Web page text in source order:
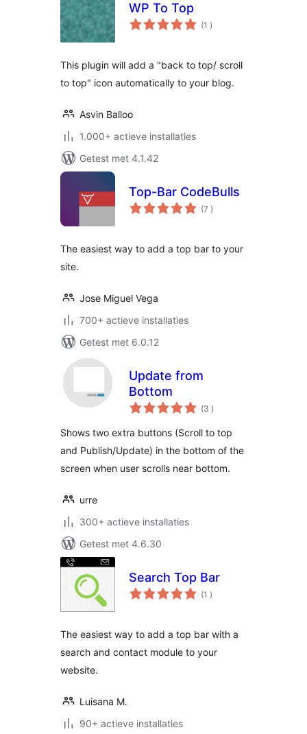
WP To Top
(1 aantal
beoordelingen
)
This plugin will add a "back to top/ scroll
to top" icon automatically to your blog.
Asvin Balloo
1.000+ actieve installaties
Getest met 4.1.42
Top-Bar CodeBulls
(7 aantal
beoordelingen
)
The easiest way to add a top bar to your
site.
Jose Miguel Vega
700+ actieve installaties
Getest met 6.0.12
Update from
Bottom
(3 aantal
beoordelingen
)
Shows two extra buttons (Scroll to top
and Publish/Update) in the bottom of the
screen when user scrolls near bottom.
urre
300+ actieve installaties
Getest met 4.6.30
Search Top Bar
(1 aantal
beoordelingen
)
The easiest way to add a top bar with a
search and contact module to your
website.
Luisana M.
90+ actieve installaties